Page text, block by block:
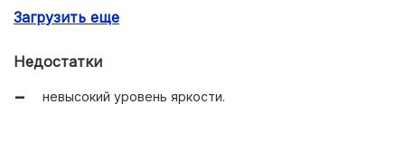
нейтрально белый цвет свечения;
Загрузить еще
Недостатки
невысокий уровень яркости.